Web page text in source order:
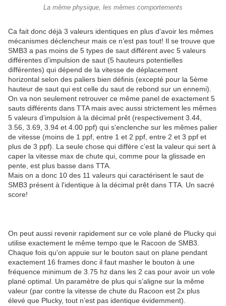
La même physique, les mêmes comportements
Ca fait donc déjà 3 valeurs identiques en plus d'avoir les mêmes
mécanismes déclencheur mais ce n’est pas tout! Il se trouve que
SMB3 a pas moins de 5 types de saut différent avec 5 valeurs
différentes d’impulsion de saut (5 hauteurs potentielles
différentes) qui dépend de la vitesse de déplacement
horizontal selon des paliers bien définis (excepté pour la 5ème
hauteur de saut qui est celle du saut de rebond sur un ennemi).
On va non seulement retrouver ce même panel de exactement 5
sauts différents dans TTA mais avec aussi strictement les mêmes
5 valeurs d’impulsion à la décimal prêt (respectivement 3.44,
3.56, 3.69, 3.94 et 4.00 ppf) qui s'enclenche sur les mêmes palier
de vitesse (moins de 1 ppf, entre 1 et 2 ppf, entre 2 et 3 ppf et
plus de 3 ppf). La seule chose qui diffère c’est la valeur qui sert à
caper la vitesse max de chute qui, comme pour la glissade en
pente, est plus basse dans TTA.
Mais on a donc 10 des 11 valeurs qui caractérisent le saut de
SMB3 présent à l'identique à la décimal prêt dans TTA. Un sacré
score!
On peut aussi revenir rapidement sur ce vole plané de Plucky qui
utilise exactement le même tempo que le Racoon de SMB3.
Chaque fois qu'on appuie sur le bouton saut on plane pendant
exactement 16 frames donc il faut masher le bouton à une
fréquence minimum de 3.75 hz dans les 2 cas pour avoir un vole
plané optimal. Un paramètre de plus qui s’aligne sur la même
valeur (par contre la vitesse de chute du Racoon est 2x plus
élevé que Plucky, tout n’est pas identique évidemment).